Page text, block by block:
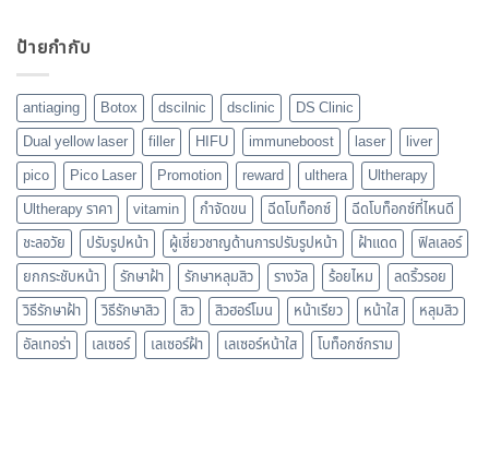
ป้ายกำกับ
antiaging Botox dscilnic dsclinic
DS Clinic
Dual yellow laser
filler HIFU immuneboost laser
liver
pico
Pico Laser Promotion reward ulthera
Ultherapy
Ultherapy ราคา
vitamin กำจัดขน ฉีดโบท็อกซ์
ฉีดโบท็อกซ์ที่ไหนดี
ชะลอวัย
ปรับรูปหน้า ผู้เชี่ยวชาญด้านการปรับรูปหน้า ฝ้าแดด
ฟิลเลอร์
ยกกระชับหน้า
รักษาฝ้า รักษาหลุมสิว รางวัล ร้อยไหม
ลดริ้วรอย
วิธีรักษาฝ้า
วิธีรักษาสิว สิว สิวฮอร์โมน หน้าเรียว หน้าใส
หลุมสิว
อัลเทอร่า
เลเซอร์ เลเซอร์ฝ้า เลเซอร์หน้าใส โบท็อกซ์กราม